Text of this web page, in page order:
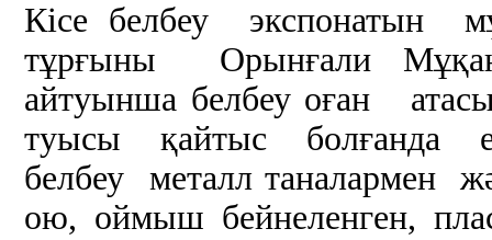
Кісе белбеу экспонатын
тұрғыны Орынғали
айтуынша белбеу оған
туысы қайтыс болғанда
белбеу металл таналармен
ою, оймыш бейнеленген,